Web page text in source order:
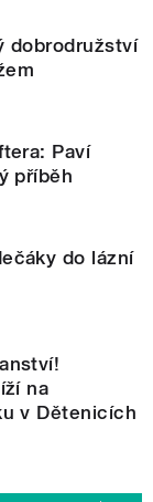
dobrodružství
Paví
příběh
do lázní
na
v Dětenicích